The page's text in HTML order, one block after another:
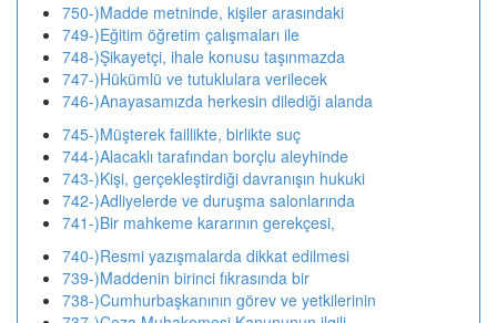
750-)Madde metninde, kişiler arasındaki
749-)Eğitim öğretim çalışmaları ile
748-)Şikayetçi, ihale konusu taşınmazda
747-)Hükümlü ve tutuklulara verilecek
746-)Anayasamızda herkesin dilediği alanda
745-)Müşterek faillikte, birlikte suç
744-)Alacaklı tarafından borçlu aleyhinde
743-)Kişi, gerçekleştirdiği davranışın hukuki
742-)Adliyelerde ve duruşma salonlarında
741-)Bir mahkeme kararının gerekçesi,
740-)Resmi yazışmalarda dikkat edilmesi
739-)Maddenin birinci fıkrasında bir
738-)Cumhurbaşkanının görev ve yetkilerinin